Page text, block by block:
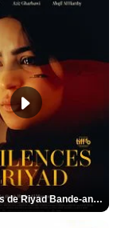
Les Silences de Riyad Bande-annonce VO STFR